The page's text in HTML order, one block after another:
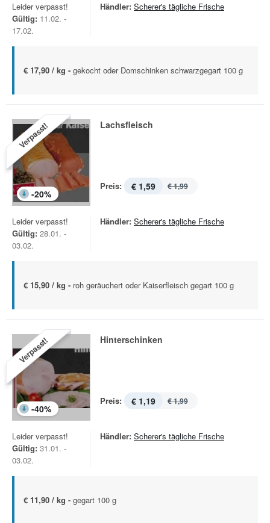
Leider verpasst!
Gültig: 11.02. -
17.02.
Händler: Scherer's tägliche Frische
€ 17,90 / kg - gekocht oder Domschinken schwarzgegart 100 g
Verpasst!
-20%
Lachsfleisch
Preis: € 1,59 € 1,99
Leider verpasst!
Gültig: 28.01. -
03.02.
Händler: Scherer's tägliche Frische
€ 15,90 / kg - roh geräuchert oder Kaiserfleisch gegart 100 g
Verpasst!
-40%
Hinterschinken
Preis: € 1,19 € 1,99
Leider verpasst!
Gültig: 31.01. -
03.02.
Händler: Scherer's tägliche Frische
€ 11,90 / kg - gegart 100 g